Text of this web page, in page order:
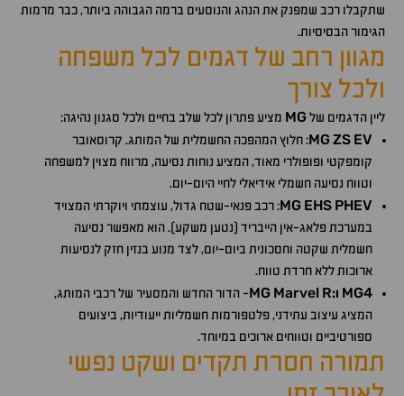
שתקבלו רכב שמפנק את הנהג והנוסעים ברמה הגבוהה ביותר, כבר מרמות
הגימור הבסיסיות.
מגוון רחב של דגמים לכל משפחה
ולכל צורך
ליין הדגמים שלMG מציע פתרון לכל שלב בחיים ולכל סגנון נהיגה:
MGZS EV
: חלוץ המהפכה החשמלית של המותג. קרוסאובר
קומפקטי ופופולרי מאוד, המציע נוחות נסיעה, מרווח מצוין למשפחה
וטווח נסיעה חשמלי אידיאלי לחיי היום-יום.
MG EHS PHEV
: רכב פנאי-שטח גדול, עוצמתי ויוקרתי המצויד
במערכת פלאג-אין הייבריד (נטען משקע). הוא מאפשר נסיעה
חשמלית שקטה וחסכונית ביום-יום, לצד מנוע בנזין חזק לנסיעות
ארוכות ללא חרדת טווח.
MG4 ו: MG Marvel R
- הדור החדש והמסעיר של רכבי המותג,
המציג עיצוב עתידני, פלטפורמות חשמליות ייעודיות, ביצועים
ספורטיביים וטווחים ארוכים במיוחד.
תמורה חסרת תקדים ושקט נפשי